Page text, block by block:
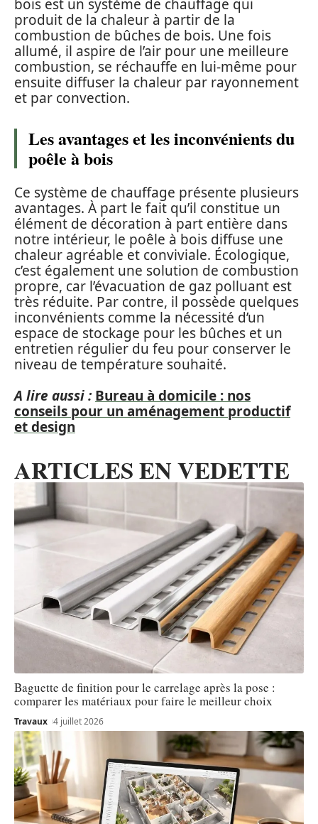
bois est un système de chauffage qui
produit de la chaleur à partir de la
combustion de bûches de bois. Une fois
allumé, il aspire de l’air pour une meilleure
combustion, se réchauffe en lui-même pour
ensuite diffuser la chaleur par rayonnement
et par convection.
Les avantages et les inconvénients du
poêle à bois
Ce système de chauffage présente plusieurs
avantages. À part le fait qu’il constitue un
élément de décoration à part entière dans
notre intérieur, le poêle à bois diffuse une
chaleur agréable et conviviale. Écologique,
c’est également une solution de combustion
propre, car l’évacuation de gaz polluant est
très réduite. Par contre, il possède quelques
inconvénients comme la nécessité d’un
espace de stockage pour les bûches et un
entretien régulier du feu pour conserver le
niveau de température souhaité.
A lire aussi : Bureau à domicile : nos
conseils pour un aménagement productif
et design
ARTICLES EN VEDETTE
Baguette de finition pour le carrelage après la pose :
comparer les matériaux pour faire le meilleur choix
Travaux 4 juillet 2026